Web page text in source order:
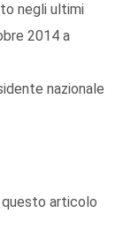
negli ultimi
2014 a
nazionale
articolo